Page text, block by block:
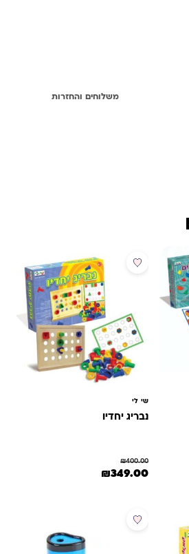
משלוחים והחזרות
מבצע
שי לי
נבריג יחדיו
₪400.00
המחיר המקורי היה: ₪400.00.
₪349.00
מבצע